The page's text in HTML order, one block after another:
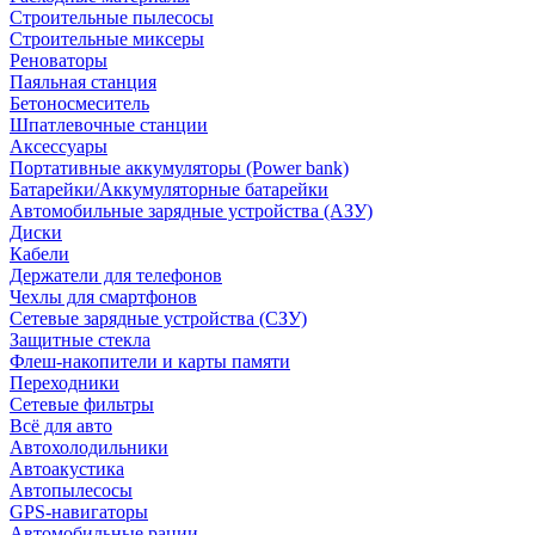
Строительные пылесосы
Строительные миксеры
Реноваторы
Паяльная станция
Бетоносмеситель
Шпатлевочные станции
Аксессуары
Портативные аккумуляторы (Power bank)
Батарейки/Аккумуляторные батарейки
Автомобильные зарядные устройства (АЗУ)
Диски
Кабели
Держатели для телефонов
Чехлы для смартфонов
Сетевые зарядные устройства (СЗУ)
Защитные стекла
Флеш-накопители и карты памяти
Переходники
Сетевые фильтры
Всё для авто
Автохолодильники
Автоакустика
Автопылесосы
GPS-навигаторы